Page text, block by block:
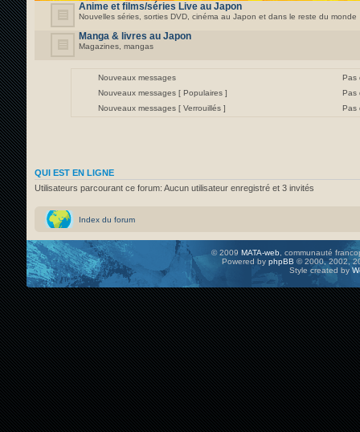
Anime et films/séries Live au Japon
Nouvelles séries, sorties DVD, cinéma au Japon et dans le reste du monde
Manga & livres au Japon
Magazines, mangas
Nouveaux messages
Pas
Nouveaux messages [ Populaires ]
Pas
Nouveaux messages [ Verrouillés ]
Pas
QUI EST EN LIGNE
Utilisateurs parcourant ce forum: Aucun utilisateur enregistré et 3 invités
Index du forum
© 2009 MATA-web , communauté
Powered by phpBB © 2000, 2002,
Style created by